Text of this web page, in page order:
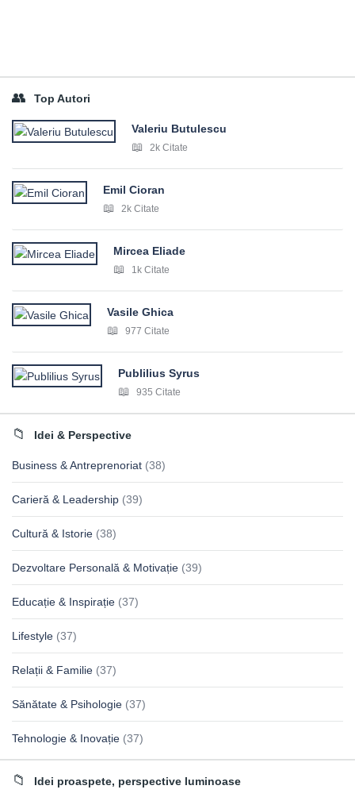
Top Autori
Valeriu Butulescu
2k Citate
Emil Cioran
2k Citate
Mircea Eliade
1k Citate
Vasile Ghica
977 Citate
Publilius Syrus
935 Citate
Idei & Perspective
Business & Antreprenoriat (38)
Carieră & Leadership (39)
Cultură & Istorie (38)
Dezvoltare Personală & Motivație (39)
Educație & Inspirație (37)
Lifestyle (37)
Relații & Familie (37)
Sănătate & Psihologie (37)
Tehnologie & Inovație (37)
Idei proaspete, perspective luminoase